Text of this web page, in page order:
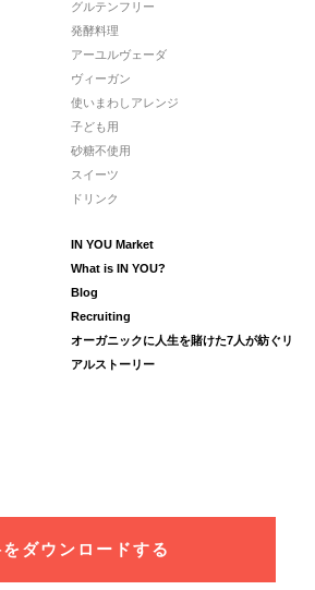
グルテンフリー
発酵料理
アーユルヴェーダ
ヴィーガン
使いまわしアレンジ
子ども用
砂糖不使用
スイーツ
ドリンク
IN YOU Market
What is IN YOU?
Blog
Recruiting
オーガニックに人生を賭けた7人が紡ぐリ
アルストーリー
ダウンロードする